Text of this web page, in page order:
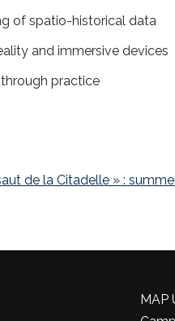
of spatio-historical data
and immersive devices
practice
de la Citadelle » :
MAP